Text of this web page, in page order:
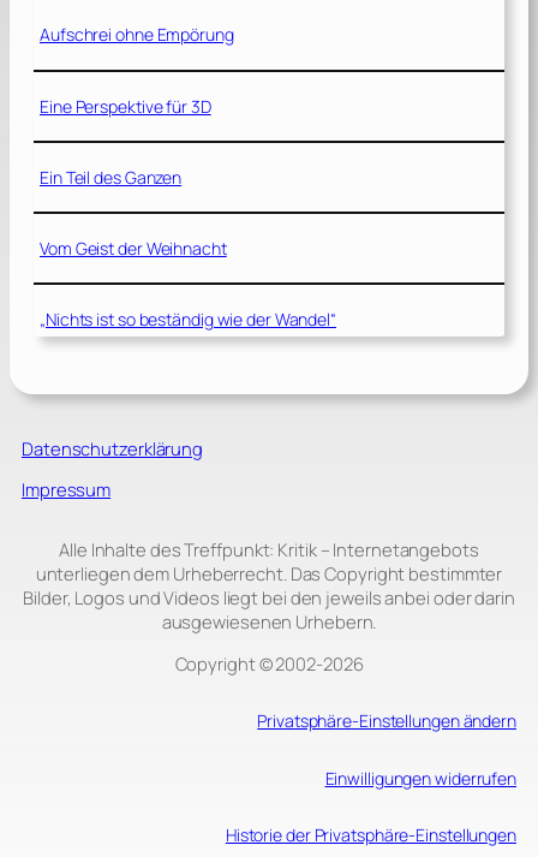
Aufschrei ohne Empörung
Eine Perspektive für 3D
Ein Teil des Ganzen
Vom Geist der Weihnacht
„Nichts ist so beständig wie der Wandel“
Datenschutzerklärung
Impressum
Alle Inhalte des Treffpunkt: Kritik – Internetangebots
unterliegen dem Urheberrecht. Das Copyright bestimmter
Bilder, Logos und Videos liegt bei den jeweils anbei oder darin
ausgewiesenen Urhebern.
Copyright © 2002‑2026
Privatsphäre-Einstellungen ändern
Einwilligungen widerrufen
Historie der Privatsphäre-Einstellungen